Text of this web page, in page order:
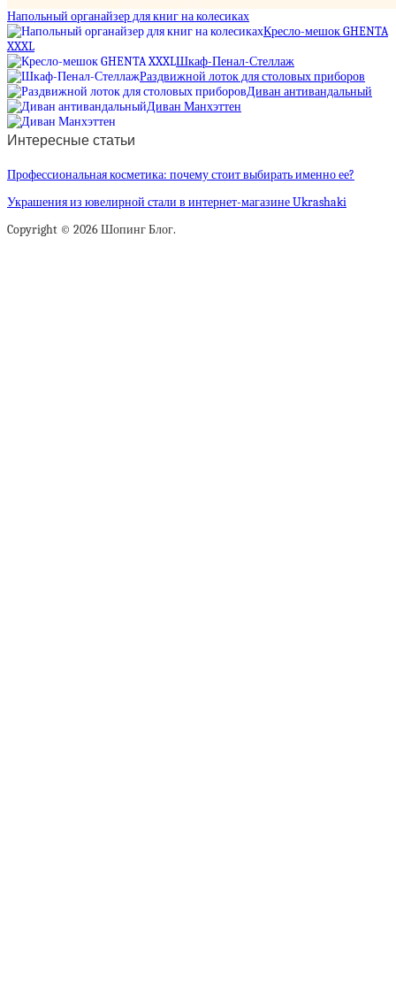
Напольный органайзер для книг на колесиках
Кресло-мешок GHENTA
XXXL
Шкаф-Пенал-Стеллаж
Раздвижной лоток для столовых приборов
Диван антивандальный
Диван Манхэттен
Интересные статьи
Профессиональная косметика: почему стоит выбирать именно ее?
Украшения из ювелирной стали в интернет-магазине Ukrashaki
Copyright © 2026 Шопинг Блог.